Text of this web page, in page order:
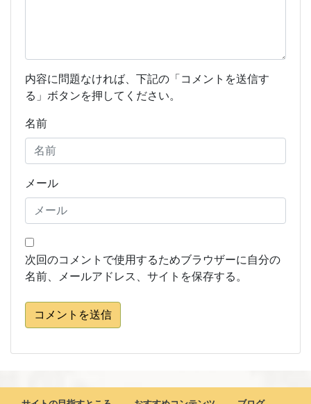
内容に問題なければ、下記の「コメントを送信す
る」ボタンを押してください。
名前
メール
次回のコメントで使用するためブラウザーに自分の
名前、メールアドレス、サイトを保存する。
コメントを送信